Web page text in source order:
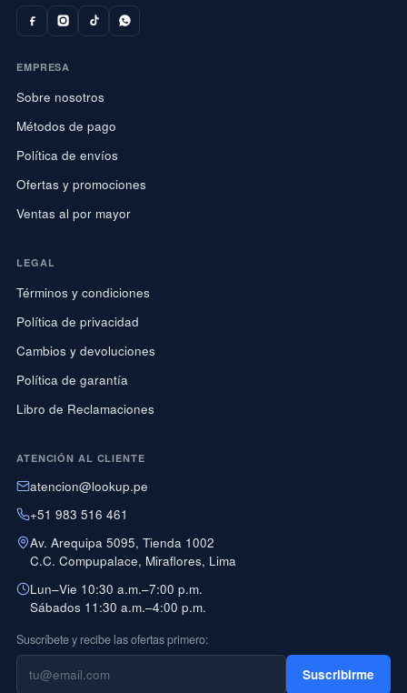
EMPRESA
Sobre nosotros
Métodos de pago
Política de envíos
Ofertas y promociones
Ventas al por mayor
LEGAL
Términos y condiciones
Política de privacidad
Cambios y devoluciones
Política de garantía
Libro de Reclamaciones
ATENCIÓN AL CLIENTE
atencion@lookup.pe
+51 983 516 461
Av. Arequipa 5095, Tienda 1002
C.C. Compupalace, Miraflores, Lima
Lun–Vie 10:30 a.m.–7:00 p.m.
Sábados 11:30 a.m.–4:00 p.m.
Suscríbete y recibe las ofertas primero:
Suscribirme